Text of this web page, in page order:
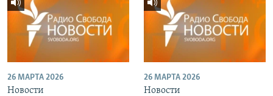
26 МАРТА 2026
Новости
26 МАРТА 2026
Новости